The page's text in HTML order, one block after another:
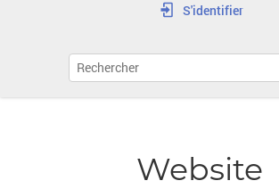
S'identifier
Website